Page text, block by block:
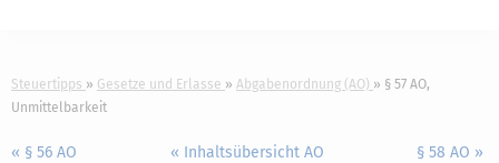
Steuertipps Gesetze und Erlasse Abgabenordnung (AO)
§ 57 AO,
Unmittelbarkeit
« § 56 AO
« Inhaltsübersicht AO
§ 58 AO »